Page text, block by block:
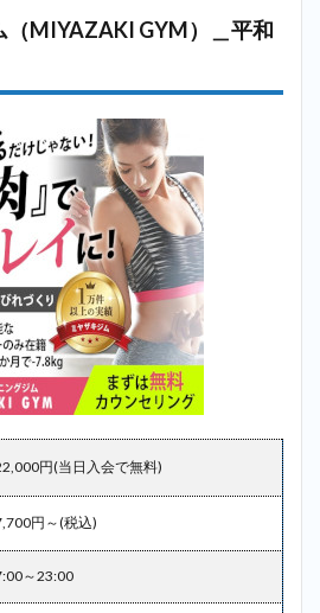
（MIYAZAKI GYM）＿平和
円(当日入会で無料)
円～(税込)
～23:00